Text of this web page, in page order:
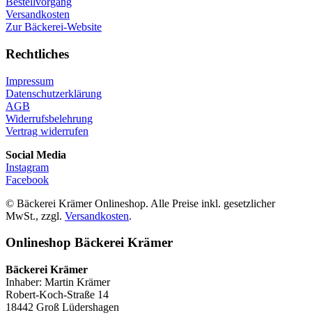
Versandkosten
Zur Bäckerei-Website
Rechtliches
Impressum
Datenschutzerklärung
AGB
Widerrufsbelehrung
Vertrag widerrufen
Social Media
Instagram
Facebook
© Bäckerei Krämer Onlineshop. Alle Preise inkl. gesetzlicher
MwSt., zzgl. Versandkosten.
Onlineshop Bäckerei Krämer
Bäckerei Krämer
Inhaber: Martin Krämer
Robert-Koch-Straße 14
18442 Groß Lüdershagen